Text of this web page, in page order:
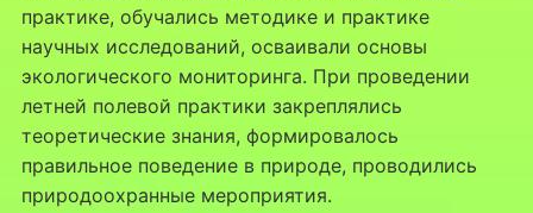
практике, обучались методике и практике
научных исследований, осваивали основы
экологического мониторинга. При проведении
летней полевой практики закреплялись
теоретические знания, формировалось
правильное поведение в природе, проводились
природоохранные мероприятия.